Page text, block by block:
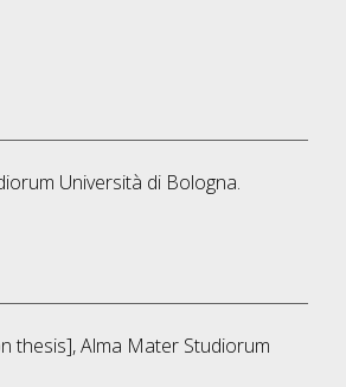
Università di Bologna.
thesis], Alma Mater Studiorum